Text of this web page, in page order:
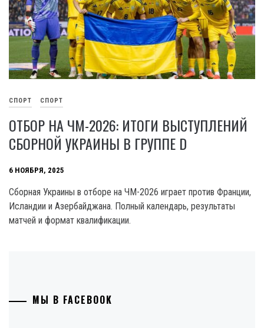
СПОРТ СПОРТ
ОТБОР НА ЧМ-2026: ИТОГИ ВЫСТУПЛЕНИЙ
СБОРНОЙ УКРАИНЫ В ГРУППЕ D
6 НОЯБРЯ, 2025
Сборная Украины в отборе на ЧМ-2026 играет против Франции,
Исландии и Азербайджана. Полный календарь, результаты
матчей и формат квалификации.
МЫ В FACEBOOK